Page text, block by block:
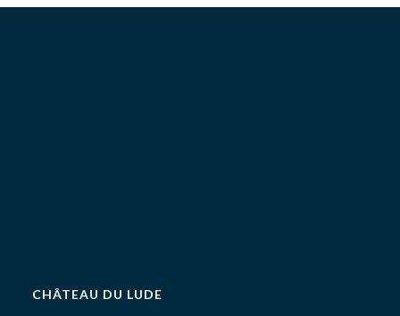
CHÂTEAU DU LUDE